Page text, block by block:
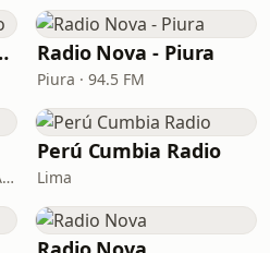
Radio Nova - Piura
Piura · 94.5 FM
Huancayo · 104.3 FM - 870 AM
Perú Cumbia Radio
Lima